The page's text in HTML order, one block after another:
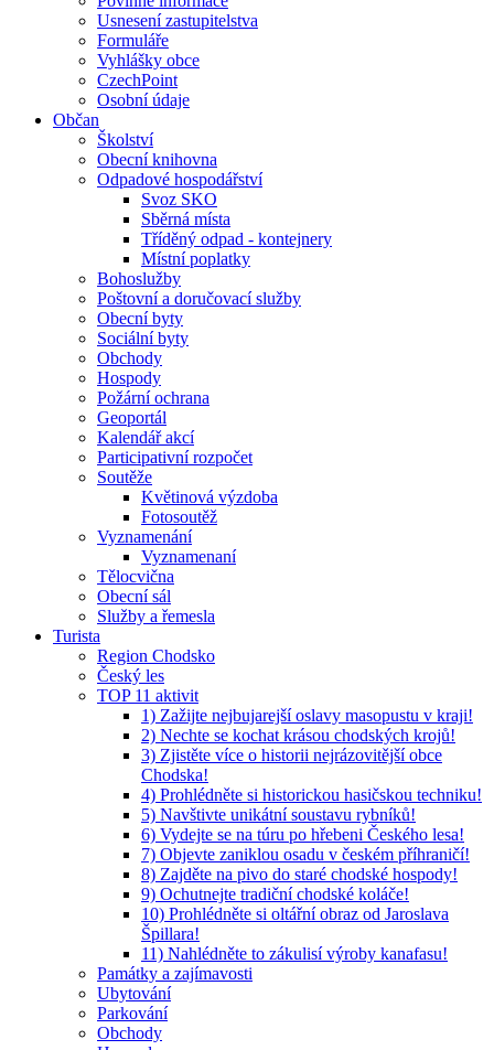
Usnesení zastupitelstva
Formuláře
Vyhlášky obce
CzechPoint
Osobní údaje
Občan
Školství
Obecní knihovna
Odpadové hospodářství
Svoz SKO
Sběrná místa
Tříděný odpad - kontejnery
Místní poplatky
Bohoslužby
Poštovní a doručovací služby
Obecní byty
Sociální byty
Obchody
Hospody
Požární ochrana
Geoportál
Kalendář akcí
Participativní rozpočet
Soutěže
Květinová výzdoba
Fotosoutěž
Vyznamenání
Vyznamenaní
Tělocvična
Obecní sál
Služby a řemesla
Turista
Region Chodsko
Český les
TOP 11 aktivit
1) Zažijte nejbujarejší oslavy masopustu v kraji!
2) Nechte se kochat krásou chodských krojů!
3) Zjistěte více o historii nejrázovitější obce
Chodska!
4) Prohlédněte si historickou hasičskou techniku!
5) Navštivte unikátní soustavu rybníků!
6) Vydejte se na túru po hřebeni Českého lesa!
7) Objevte zaniklou osadu v českém příhraničí!
8) Zajděte na pivo do staré chodské hospody!
9) Ochutnejte tradiční chodské koláče!
10) Prohlédněte si oltářní obraz od Jaroslava
Špillara!
11) Nahlédněte to zákulisí výroby kanafasu!
Památky a zajímavosti
Ubytování
Parkování
Obchody